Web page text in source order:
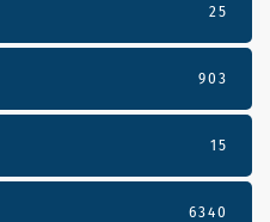
25
903
15
6340